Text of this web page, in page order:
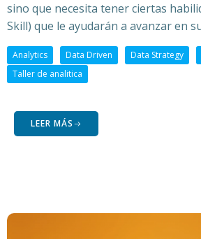
sino que necesita tener ciertas
Skill) que le ayudarán a avanzar en
Analytics Data Driven Data Strategy
Taller de analitica
LEER MÁS